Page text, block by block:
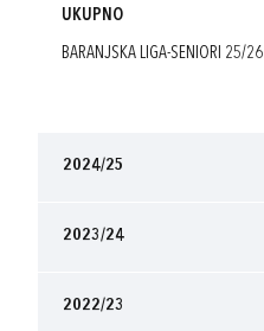
UKUPNO
BARANJSKA LIGA-SENIORI 25/26
2024/25
2023/24
2022/23